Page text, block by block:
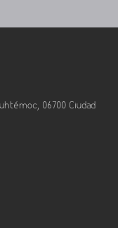
06700 Ciudad